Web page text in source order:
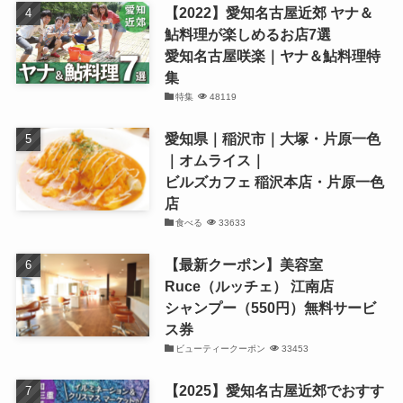
【2022】愛知名古屋近郊 ヤナ＆
鮎料理が楽しめるお店7選
愛知名古屋咲楽｜ヤナ＆鮎料理特
集
特集 48119
愛知県｜稲沢市｜大塚・片原一色
｜オムライス｜
ビルズカフェ 稲沢本店・片原一色
店
食べる 33633
【最新クーポン】美容室
Ruce（ルッチェ） 江南店
シャンプー（550円）無料サービ
ス券
ビューティークーポン 33453
【2025】愛知名古屋近郊でおすす